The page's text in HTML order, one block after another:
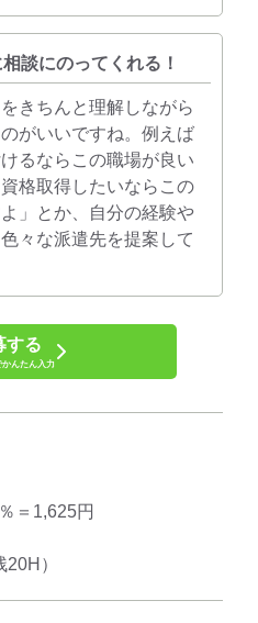
談にのってくれる！
きちんと理解しながら
がいいですね。例えば
けるならこの職場が良い
格取得したいならこの
」とか、自分の経験や
々な派遣先を提案して
する
かんたん入力
＝1,625円
）